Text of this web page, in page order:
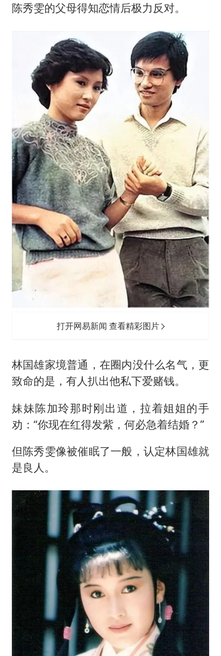
陈秀雯的父母得知恋情后极力反对。
打开网易新闻 查看精彩图片
林国雄家境普通，在圈内没什么名气，更
致命的是，有人扒出他私下爱赌钱。
妹妹陈加玲那时刚出道，拉着姐姐的手
劝：“你现在红得发紫，何必急着结婚？”
但陈秀雯像被催眠了一般，认定林国雄就
是良人。